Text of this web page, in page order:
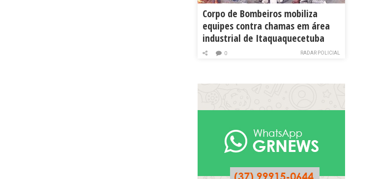
Corpo de Bombeiros mobiliza
equipes contra chamas em área
industrial de Itaquaquecetuba
RADAR POLICIAL
0